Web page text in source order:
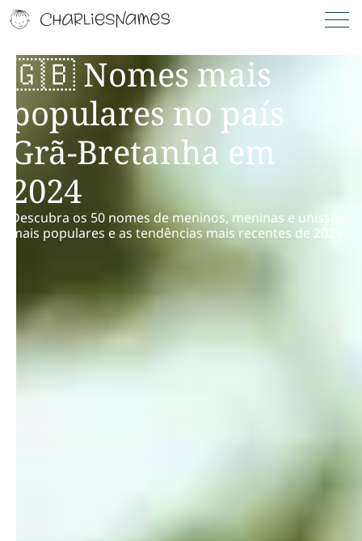
🇬🇧 Nomes mais
populares no país
Grã-Bretanha em
2024
Descubra os 50 nomes de meninos, meninas e unissex
mais populares e as tendências mais recentes de 2024